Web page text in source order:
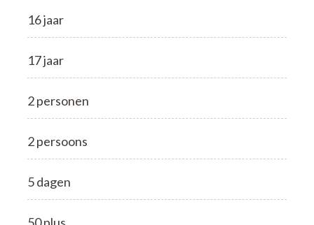
16 jaar
17 jaar
2 personen
2 persoons
5 dagen